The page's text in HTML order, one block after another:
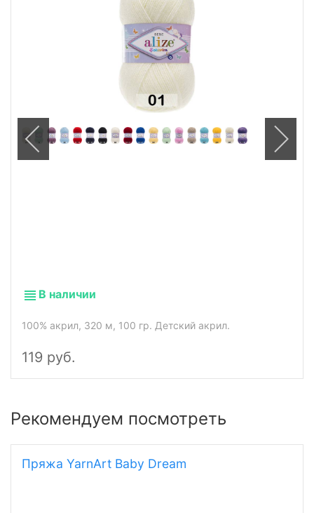
В наличии
100% акрил, 320 м, 100 гр. Детский акрил.
119 руб.
Рекомендуем посмотреть
Пряжа YarnArt Baby Dream